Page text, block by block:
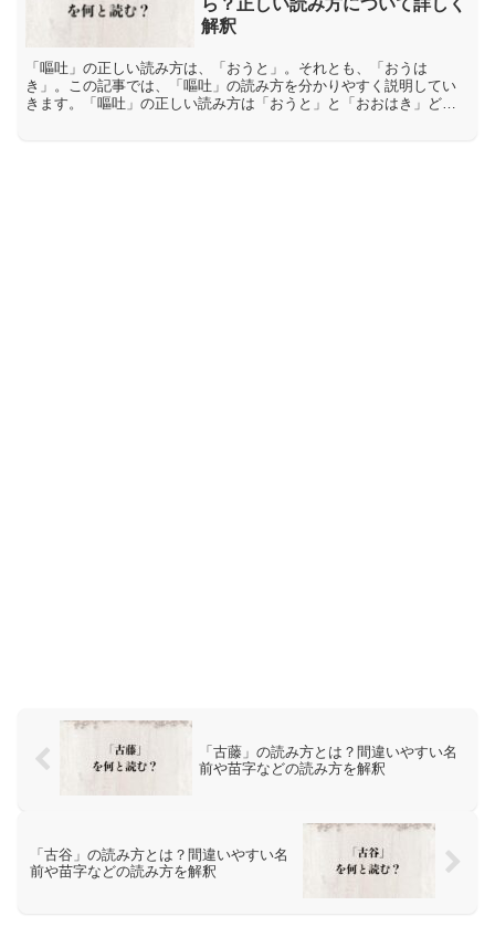
ら？正しい読み方について詳しく
解釈
「嘔吐」の正しい読み方は、「おうと」。それとも、「おうは
き」。この記事では、「嘔吐」の読み方を分かりやすく説明してい
きます。「嘔吐」の正しい読み方は「おうと」と「おおはき」どち
「古藤」の読み方とは？間違いやすい名
前や苗字などの読み方を解釈
「古谷」の読み方とは？間違いやすい名
前や苗字などの読み方を解釈